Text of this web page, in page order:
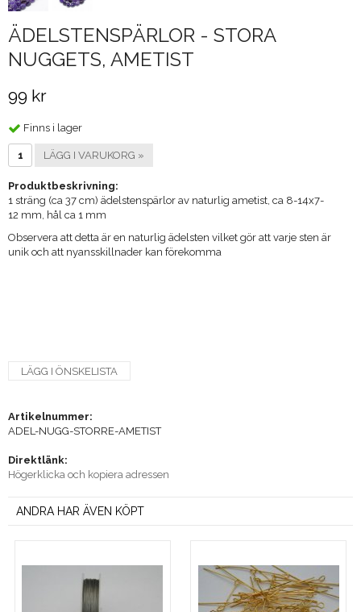
ÄDELSTENSPÄRLOR - STORA
NUGGETS, AMETIST
99 kr
Finns i lager
LÄGG I VARUKORG »
Produktbeskrivning:
1 sträng (ca 37 cm) ädelstenspärlor av naturlig ametist, ca 8-14x7-
12 mm, hål ca 1 mm
Observera att detta är en naturlig ädelsten vilket gör att varje sten är
unik och att nyansskillnader kan förekomma
LÄGG I ÖNSKELISTA
Artikelnummer:
ADEL-NUGG-STORRE-AMETIST
Direktlänk:
Högerklicka och kopiera adressen
ANDRA HAR ÄVEN KÖPT